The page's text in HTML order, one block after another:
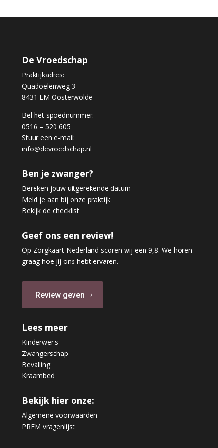
De Vroedschap
Praktijkadres:
Quadoelenweg 3
8431 LM Oosterwolde
Bel het spoednummer:
0516 – 520 605
Stuur een e-mail:
info@devroedschap.nl
Ben je zwanger?
Bereken jouw uitgerekende datum
Meld je aan bij onze praktijk
Bekijk de checklist
Geef ons een review!
Op Zorgkaart Nederland scoren wij een 9,8. We horen
graag hoe jij ons hebt ervaren.
Review geven
Lees meer
Kinderwens
Zwangerschap
Bevalling
Kraambed
Bekijk hier onze:
Algemene voorwaarden
PREM vragenlijst